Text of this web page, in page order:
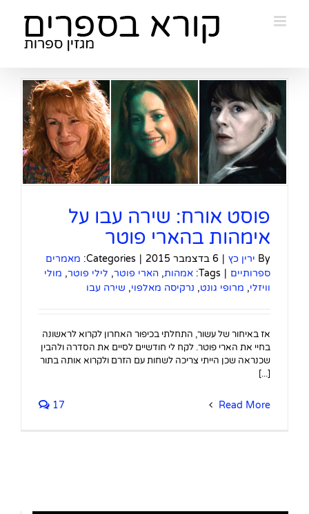
פוסט אורח: שירה עבו על
אימהות בהארי פוטר
By ירין כץ | 6 בדצמבר 2015 |
Categories: מאמרים
ספרותיים |
Tags: אמהות, הארי פוטר, לילי פוטר, מולי
וויזלי, מרופי גונט, נרקיסה מאלפוי, שירה עבו
אז באיחור של עשור, התחלתי בכיפור האחרון לקרוא לראשונה
בחיי את הארי פוטר. לקח לי חודשיים לסיים את הסדרה ולהבין
שכנראה שכן הייתי צריכה לשחות עם הזרם ולקרוא אותה בתור
[...]
Read More
17